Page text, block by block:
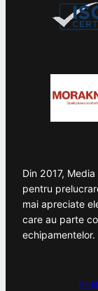
Din 2017,
pentru
mai apreciate
care au parte
echipamentelor.